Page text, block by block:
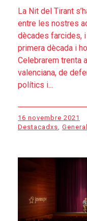
La Nit del Tirant
entre les nostres
dècades farcides,
primera dècada i
Celebrarem trenta
valenciana, de
polítics i...
16 novembre 2021
Destacadxs, General